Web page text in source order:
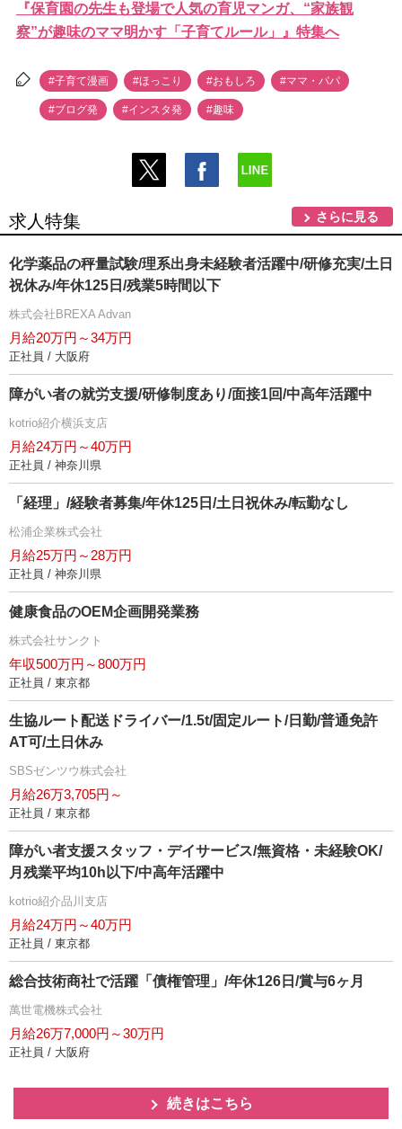
『保育園の先生も登場で人気の育児マンガ、“家族観
察”が趣味のママ明かす「子育てルール」』特集へ
#子育て漫画 #ほっこり #おもしろ #ママ・パパ
#ブログ発 #インスタ発 #趣味
求人特集 さらに見る
化学薬品の秤量試験/理系出身未経験者活躍中/研修充実/土日
祝休み/年休125日/残業5時間以下
株式会社BREXA Advan
月給20万円～34万円
正社員 / 大阪府
障がい者の就労支援/研修制度あり/面接1回/中高年活躍中
kotrio紹介横浜支店
月給24万円～40万円
正社員 / 神奈川県
「経理」/経験者募集/年休125日/土日祝休み/転勤なし
松浦企業株式会社
月給25万円～28万円
正社員 / 神奈川県
健康食品のOEM企画開発業務
株式会社サンクト
年収500万円～800万円
正社員 / 東京都
生協ルート配送ドライバー/1.5t/固定ルート/日勤/普通免許
AT可/土日休み
SBSゼンツウ株式会社
月給26万3,705円～
正社員 / 東京都
障がい者支援スタッフ・デイサービス/無資格・未経験OK/
月残業平均10h以下/中高年活躍中
kotrio紹介品川支店
月給24万円～40万円
正社員 / 東京都
総合技術商社で活躍「債権管理」/年休126日/賞与6ヶ月
萬世電機株式会社
月給26万7,000円～30万円
正社員 / 大阪府
続きはこちら